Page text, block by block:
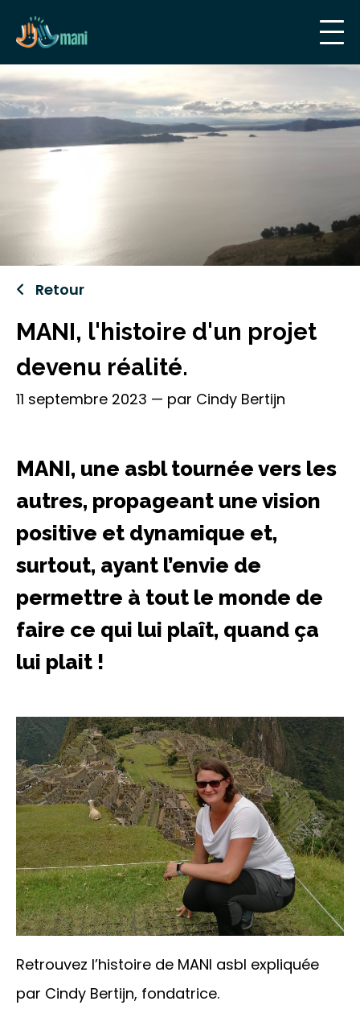
Accéder au contenu
Retour
MANI, l'histoire d'un projet
devenu réalité.
11 septembre 2023 — par Cindy Bertijn
MANI, une asbl tournée vers les
autres, propageant une vision
positive et dynamique et,
surtout, ayant l’envie de
permettre à tout le monde de
faire ce qui lui plaît, quand ça
lui plait !
Retrouvez l’histoire de MANI asbl expliquée
par Cindy Bertijn, fondatrice.